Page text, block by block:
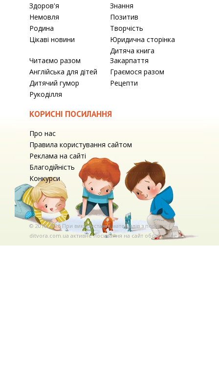
Здоров'я
Знання
Немовля
Позитив
Родина
Творчість
Цікаві новини
Юридична сторінка
Читаємо разом
Дитяча книга
Закарпаття
Англійська для дітей
Граємося разом
Дитячий гумор
Рецепти
Рукоділля
КОРИСНІ ПОСИЛАННЯ
Про нас
Правила користування сайтом
Реклама на сайті
Благодійність
Конкурси
© 2010-2026 При використаннi матерiалiв з порталу
ditvora.com.ua активне посилання на сайт обов'язкове. .